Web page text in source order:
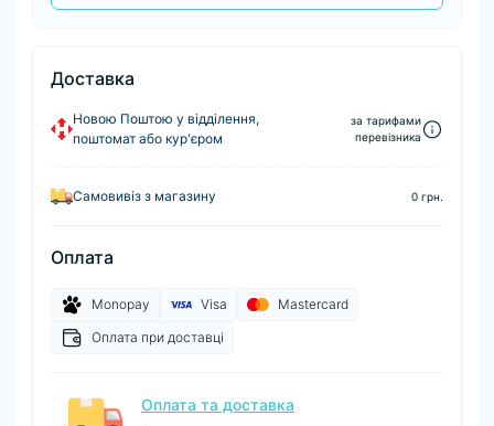
Доставка
Новою Поштою у відділення,
поштомат або кур'єром
за тарифами
перевізника
Самовивіз з магазину 0 грн.
Оплата
Monopay Visa
Mastercard
Оплата при доставці
Оплата та доставка